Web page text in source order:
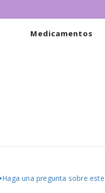
Medicamentos
Haga una pregunta sobre